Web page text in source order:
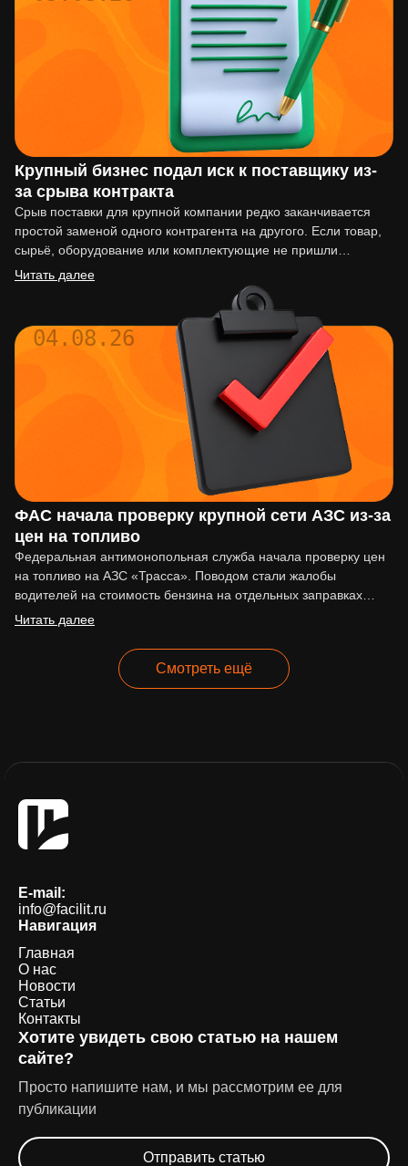
Крупный бизнес подал иск к поставщику из-
за срыва контракта
Срыв поставки для крупной компании редко заканчивается
простой заменой одного контрагента на другого. Если товар,
сырьё, оборудование или комплектующие не пришли
вовремя, последствия могут…
Читать далее
04.08.26
ФАС начала проверку крупной сети АЗС из-за
цен на топливо
Федеральная антимонопольная служба начала проверку цен
на топливо на АЗС «Трасса». Поводом стали жалобы
водителей на стоимость бензина на отдельных заправках
сети. По сообщениям…
Читать далее
Смотреть ещё
E-mail:
info@facilit.ru
Навигация
Главная
О нас
Новости
Статьи
Контакты
Хотите увидеть свою статью на нашем
сайте?
Просто напишите нам, и мы рассмотрим ее для
публикации
Отправить статью